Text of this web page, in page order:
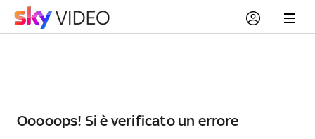
Ooooops! Si è verificato un errore